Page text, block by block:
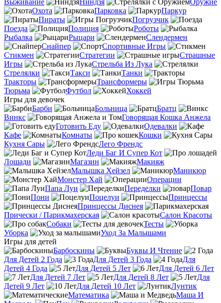
Охота
Парковка
Паркур
Пираты
Погрузчик
Поезда
Полиция
Роботы
Рыбалка
Рыцари
Слендермен
Снайпер
Спортивные Игры
Стикмен
Стратегии
Страшные
Игры
Стрельба Из Лука
Стрелялки
Такси
Танки
Тракторы
Трансформеры
Тюрьма
Футбол
Хоккей
Игры для девочек
Барби
Больница
Братц
Винкс
Говорящая Кошка Анжела
Готовить Еду
Одевалки
Кафе
Комнаты
Кошки
Кухня Сары
Лего Френдс
Леди Баг И Супер Кот
Лошади
Магазин
Макияж
Малышка Хейзел
Маникюр
Монстер Хай
Операции
Папа Луи
Переделки
Повар
Пони
Поцелуи
Принцессы
Принцессы Диснея
Прически / Парикмахерская
Салон Красоты
Собаки
Тесты
Уборка
Уход За Малышами
Игры для детей
Барбоскины
Буквы И Чтение
Для Детей 2 Года
Для Детей 3 Года
Для
Детей 4 Года
Для Детей 5 Лет
Для Детей 6 Лет
Для Детей 7 Лет
Для Детей 8 Лет
Для
Детей 9 Лет
Для Детей 10 Лет
Лунтик
Математика
Маша И